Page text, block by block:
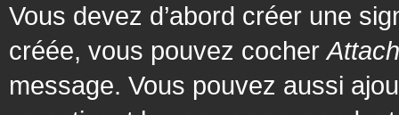
Vous devez d’abord créer une
créée, vous pouvez cocher
message. Vous pouvez aussi